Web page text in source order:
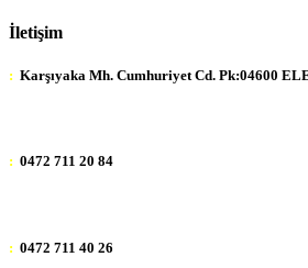
İletişim
: Karşıyaka Mh. Cumhuriyet Cd. Pk:04600
: 0472 711 20 84
: 0472 711 40 26